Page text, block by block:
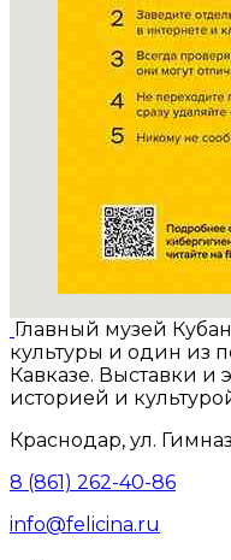
Главный музей
культуры и один из
Кавказе. Выставки и
историей и
Краснодар, ул.
8 (861) 262-40-86
info@felicina.ru